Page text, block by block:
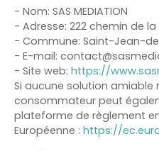
- Nom: SAS MEDIATION
- Adresse: 222 chemin de
- Commune: Saint-Jean-
- E-mail:
- Site web: https://
Si aucune solution amiable
consommateur peut
plateforme de règlement
Européenne : https://